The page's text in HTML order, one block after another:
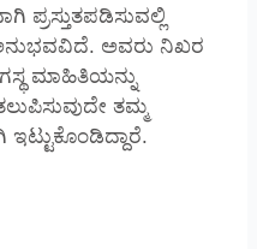
ಪ್ರಸ್ತುತಪಡಿಸುವಲ್ಲಿ
ಅವರು ನಿಖರ
ಮಾಹಿತಿಯನ್ನು
ತಮ್ಮ
ಇಟ್ಟುಕೊಂಡಿದ್ದಾರೆ.